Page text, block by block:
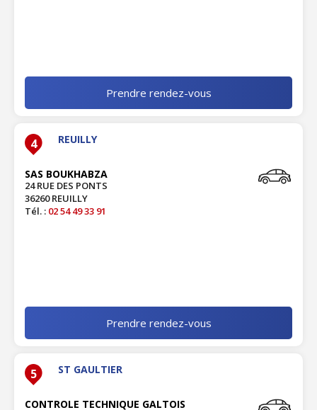
Prendre rendez-vous
4 REUILLY
SAS BOUKHABZA
24 RUE DES PONTS
36260 REUILLY
Tél. : 02 54 49 33 91
Prendre rendez-vous
5 ST GAULTIER
CONTROLE TECHNIQUE GALTOIS